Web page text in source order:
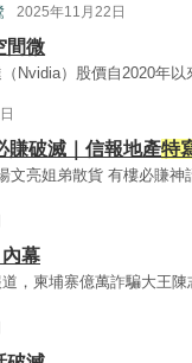
2025年11月22日
間微
Nvidia）股價自2020年
賺破滅｜信報地產特
文亮姐弟散貨 有樓必賺神
幕
，柬埔寨億萬詐騙大王